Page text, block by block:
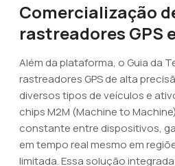
Comercialização
rastreadores GPS
Além da plataforma, o Guia da
rastreadores GPS de alta
diversos tipos de veículos e
chips M2M (Machine to
constante entre dispositivos,
em tempo real mesmo em
limitada. Essa solução